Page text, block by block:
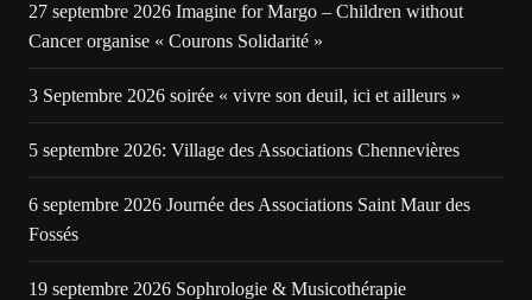
27 septembre 2026 Imagine for Margo – Children without
Cancer organise « Courons Solidarité »
3 Septembre 2026 soirée « vivre son deuil, ici et ailleurs »
5 septembre 2026: Village des Associations Chennevières
6 septembre 2026 Journée des Associations Saint Maur des
Fossés
19 septembre 2026 Sophrologie & Musicothérapie